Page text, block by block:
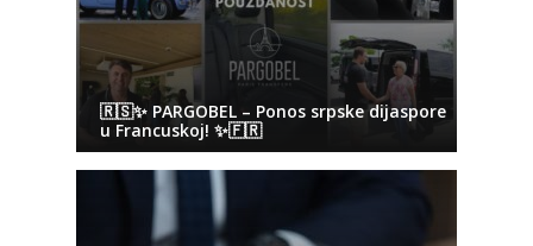
🇷🇸✨ PARGOBEL – Ponos srpske dijaspore
u Francuskoj! ✨🇫🇷